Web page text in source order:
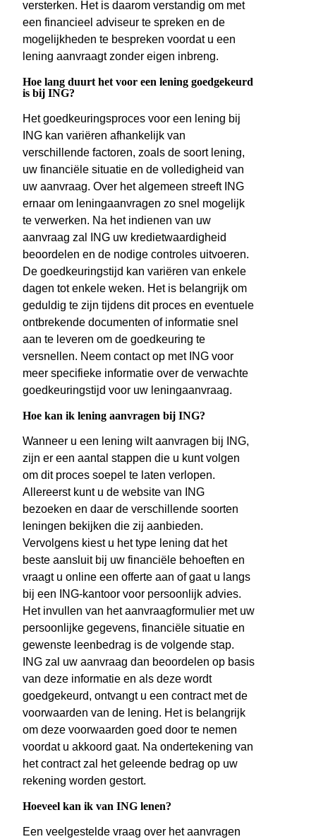
versterken. Het is daarom verstandig om met
een financieel adviseur te spreken en de
mogelijkheden te bespreken voordat u een
lening aanvraagt zonder eigen inbreng.
Hoe lang duurt het voor een lening goedgekeurd
is bij ING?
Het goedkeuringsproces voor een lening bij
ING kan variëren afhankelijk van
verschillende factoren, zoals de soort lening,
uw financiële situatie en de volledigheid van
uw aanvraag. Over het algemeen streeft ING
ernaar om leningaanvragen zo snel mogelijk
te verwerken. Na het indienen van uw
aanvraag zal ING uw kredietwaardigheid
beoordelen en de nodige controles uitvoeren.
De goedkeuringstijd kan variëren van enkele
dagen tot enkele weken. Het is belangrijk om
geduldig te zijn tijdens dit proces en eventuele
ontbrekende documenten of informatie snel
aan te leveren om de goedkeuring te
versnellen. Neem contact op met ING voor
meer specifieke informatie over de verwachte
goedkeuringstijd voor uw leningaanvraag.
Hoe kan ik lening aanvragen bij ING?
Wanneer u een lening wilt aanvragen bij ING,
zijn er een aantal stappen die u kunt volgen
om dit proces soepel te laten verlopen.
Allereerst kunt u de website van ING
bezoeken en daar de verschillende soorten
leningen bekijken die zij aanbieden.
Vervolgens kiest u het type lening dat het
beste aansluit bij uw financiële behoeften en
vraagt u online een offerte aan of gaat u langs
bij een ING-kantoor voor persoonlijk advies.
Het invullen van het aanvraagformulier met uw
persoonlijke gegevens, financiële situatie en
gewenste leenbedrag is de volgende stap.
ING zal uw aanvraag dan beoordelen op basis
van deze informatie en als deze wordt
goedgekeurd, ontvangt u een contract met de
voorwaarden van de lening. Het is belangrijk
om deze voorwaarden goed door te nemen
voordat u akkoord gaat. Na ondertekening van
het contract zal het geleende bedrag op uw
rekening worden gestort.
Hoeveel kan ik van ING lenen?
Een veelgestelde vraag over het aanvragen